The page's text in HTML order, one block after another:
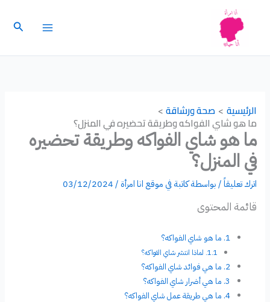
الرئيسية صحة ورشاقة
ما هو شاي الفواكه وطريقة تحضيره في المنزل؟
ما هو شاي الفواكه وطريقة تحضيره
في المنزل؟
اترك تعليقاً/ بواسطة كاتبة في موقع انا امرأة /
03/12/2024
قائمة المحتوى
ما هو شاي الفواكه؟
‏لماذا انتشر شاي الفواكه؟
ما هي فوائد شاي الفواكه؟
ما هي أضرار شاي الفواكه؟
ما هي طريقة عمل شاي الفواكه؟